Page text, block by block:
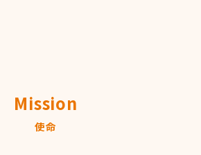
Mission
使命